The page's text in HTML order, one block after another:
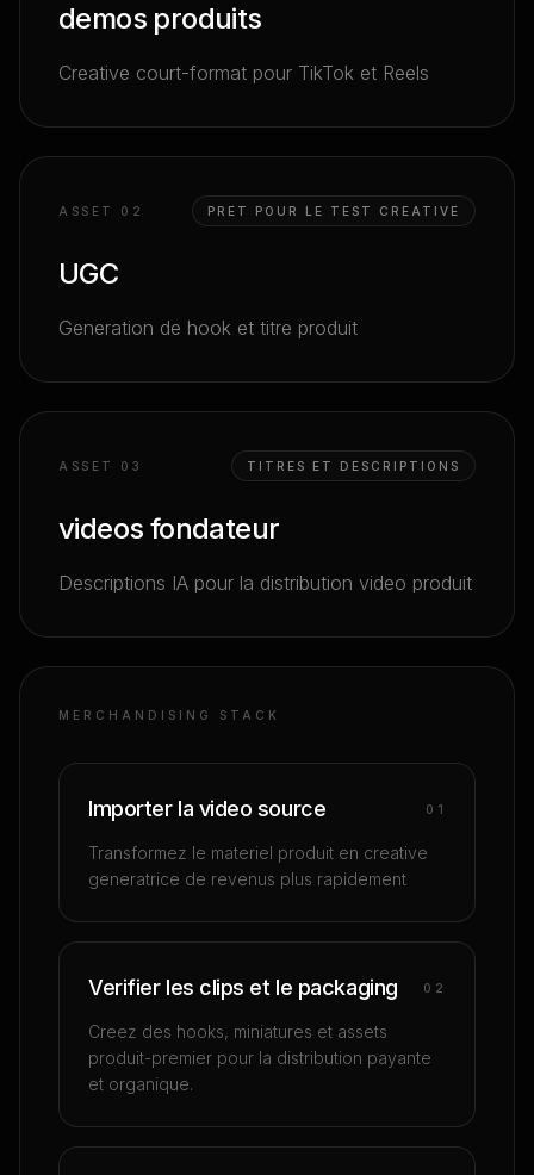
demos produits
Creative court-format pour TikTok et Reels
ASSET 0 2 PRET POUR LE TEST CREATIVE
UGC
Generation de hook et titre produit
ASSET 0 3 TITRES ET DESCRIPTIONS
videos fondateur
Descriptions IA pour la distribution video produit
MERCHANDISING STACK
Importer la video source 0 1
Transformez le materiel produit en creative
generatrice de revenus plus rapidement
Verifier les clips et le packaging 0 2
Creez des hooks, miniatures et assets
produit-premier pour la distribution payante
et organique.